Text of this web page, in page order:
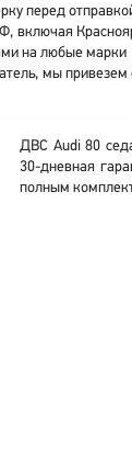
перед
включая
на любые марки
мы привезем
ДВС Audi 80
30-дневная
полным